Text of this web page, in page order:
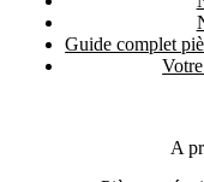
Guide complet
A